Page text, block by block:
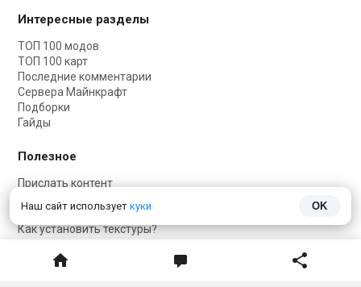
Наш сайт использует куки OK
Интересные разделы
ТОП 100 модов
ТОП 100 карт
Последние комментарии
Сервера Майнкрафт
Подборки
Гайды
Полезное
Прислать контент
Как установить карту?
Как установить текстуры?
Карта сайта